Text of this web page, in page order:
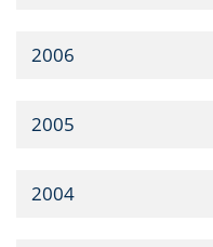
2006
2005
2004